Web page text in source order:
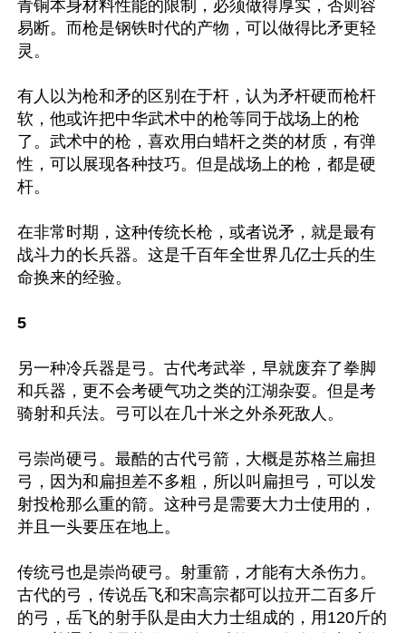
青铜本身材料性能的限制，必须做得厚实，否则容
易断。而枪是钢铁时代的产物，可以做得比矛更轻
灵。
有人以为枪和矛的区别在于杆，认为矛杆硬而枪杆
软，他或许把中华武术中的枪等同于战场上的枪
了。武术中的枪，喜欢用白蜡杆之类的材质，有弹
性，可以展现各种技巧。但是战场上的枪，都是硬
杆。
在非常时期，这种传统长枪，或者说矛，就是最有
战斗力的长兵器。这是千百年全世界几亿士兵的生
命换来的经验。
5
另一种冷兵器是弓。古代考武举，早就废弃了拳脚
和兵器，更不会考硬气功之类的江湖杂耍。但是考
骑射和兵法。弓可以在几十米之外杀死敌人。
弓崇尚硬弓。最酷的古代弓箭，大概是苏格兰扁担
弓，因为和扁担差不多粗，所以叫扁担弓，可以发
射投枪那么重的箭。这种弓是需要大力士使用的，
并且一头要压在地上。
传统弓也是崇尚硬弓。射重箭，才能有大杀伤力。
古代的弓，传说岳飞和宋高宗都可以拉开二百多斤
的弓，岳飞的射手队是由大力士组成的，用120斤的